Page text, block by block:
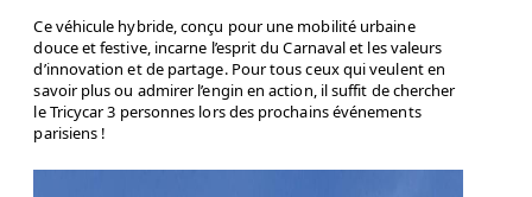
Ce véhicule hybride, conçu pour une mobilité urbaine
douce et festive, incarne l’esprit du Carnaval et les valeurs
d’innovation et de partage. Pour tous ceux qui veulent en
savoir plus ou admirer l’engin en action, il suffit de chercher
le Tricycar 3 personnes lors des prochains événements
parisiens !